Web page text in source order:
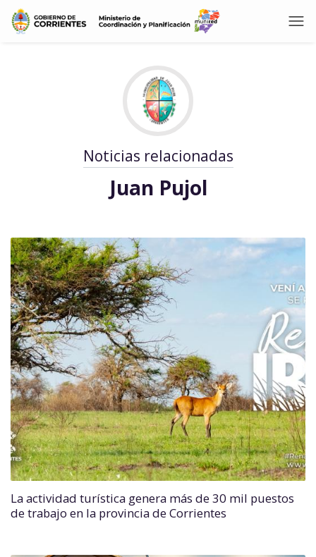
Noticias relacionadas
Juan Pujol
La actividad turística genera más de 30 mil puestos
de trabajo en la provincia de Corrientes